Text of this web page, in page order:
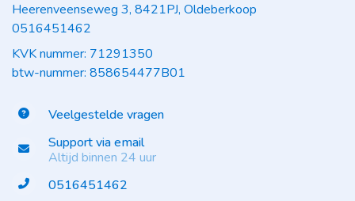
Heerenveenseweg 3, 8421PJ, Oldeberkoop
0516451462
KVK nummer: 71291350
btw-nummer: 858654477B01
Veelgestelde vragen
Support via email
Altijd binnen 24 uur
0516451462